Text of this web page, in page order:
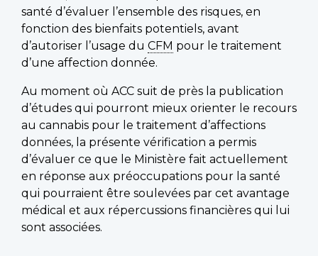
santé d’évaluer l’ensemble des risques, en
fonction des bienfaits potentiels, avant
d’autoriser l’usage du CFM pour le traitement
d’une affection donnée.
Au moment où ACC suit de près la publication
d’études qui pourront mieux orienter le recours
au cannabis pour le traitement d’affections
données, la présente vérification a permis
d’évaluer ce que le Ministère fait actuellement
en réponse aux préoccupations pour la santé
qui pourraient être soulevées par cet avantage
médical et aux répercussions financières qui lui
sont associées.